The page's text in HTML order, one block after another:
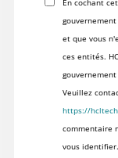
En cochant
et que vous
ces entités.
Veuillez
https://
commentaire
vous identifier.